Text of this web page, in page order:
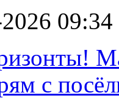
09:34
с